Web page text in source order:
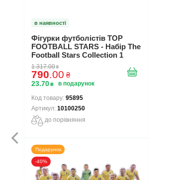
в наявності
Фігурки футболістів TOP
FOOTBALL STARS - Набір The
Football Stars Collection 1
10100250
1 317.00 ₴
790 00 ₴
23.70 ₴
95895
10100250
до порівняння
Подарунок
-40%